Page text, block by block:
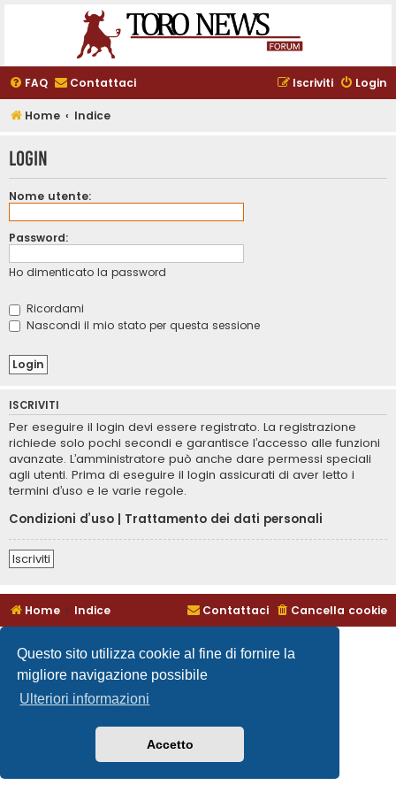
Questo sito utilizza cookie al fine di fornire la
migliore navigazione possibile
Ulteriori informazioni
Accetto
FAQ Contattaci Login
Iscriviti
Home Indice
Login
Nome utente:
Password:
Ho dimenticato la password
Ricordami
Nascondi il mio stato per questa sessione
ISCRIVITI
Per eseguire il login devi essere registrato. La registrazione
richiede solo pochi secondi e garantisce l’accesso alle funzioni
avanzate. L’amministratore può anche dare permessi speciali
agli utenti. Prima di eseguire il login assicurati di aver letto i
termini d’uso e le varie regole.
Condizioni d’uso | Trattamento dei dati personali
Iscriviti
Home Indice Cancella cookie
Contattaci